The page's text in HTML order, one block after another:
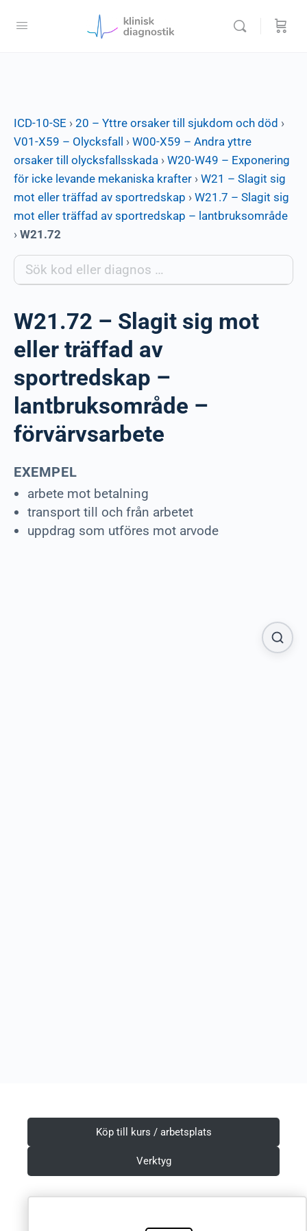
ICD-10-SE › 20 – Yttre orsaker till sjukdom och död ›
V01-X59 – Olycksfall
› W00-X59 – Andra yttre
orsaker till olycksfallsskada › W20-W49 – Exponering
för icke levande mekaniska krafter › W21 – Slagit sig
mot eller träffad av sportredskap › W21.7 – Slagit sig
mot eller träffad av sportredskap – lantbruksområde
› W21.72
W21.72 – Slagit sig mot
eller träffad av
sportredskap –
lantbruksområde –
förvärvsarbete
EXEMPEL
arbete mot betalning
transport till och från arbetet
uppdrag som utföres mot arvode
Köp till kurs / arbetsplats
Verktyg